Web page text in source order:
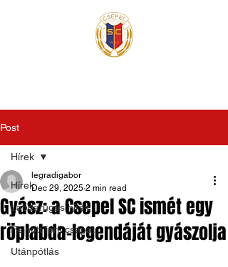
Post
Hírek
Labdarúgás hírek
Felnőtt férfi csapat
Utánpótlás
Hírek
Gyász: a Csepel SC ismét egy
röplabda-legendáját gyászolja
legradigabor
Dec 29, 2025 2 min read